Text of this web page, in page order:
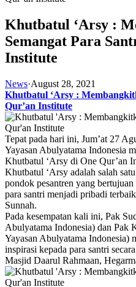
Khutbatul ‘Arsy :
Semangat Para
Institute
News·August 28, 2021
Khutbatul ‘Arsy :
Qur’an Institute
Tepat pada hari ini, Jum’at 27
Yayasan Abulyatama Indonesia
Khutbatul ‘Arsy di One Qur’an
Khutbatul ‘Arsy adalah salah
pondok pesantren yang
para santri menjadi pribadi
Sunnah.
Pada kesempatan kali ini, Pak
Abulyatama Indonesia) dan Pak
Yayasan Abulyatama Indonesia)
inspirasi kepada para santri
Masjid Daarul Rahmaan,